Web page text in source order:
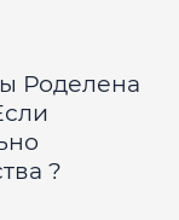
Роделена
?